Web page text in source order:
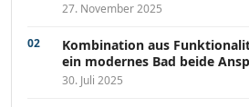
27. November 2025
Kombination aus
ein modernes Bad beide
30. Juli 2025